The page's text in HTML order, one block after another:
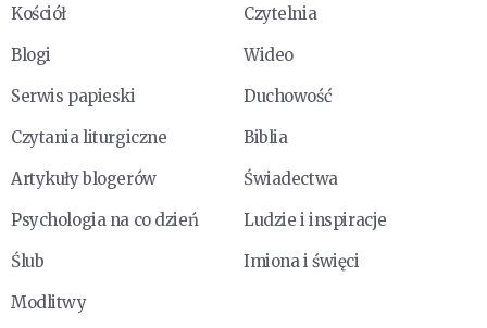
Kościół
Czytelnia
Blogi
Wideo
Serwis papieski
Duchowość
Czytania liturgiczne
Biblia
Artykuły blogerów
Świadectwa
Psychologia na co dzień
Ludzie i inspiracje
Ślub
Imiona i święci
Modlitwy